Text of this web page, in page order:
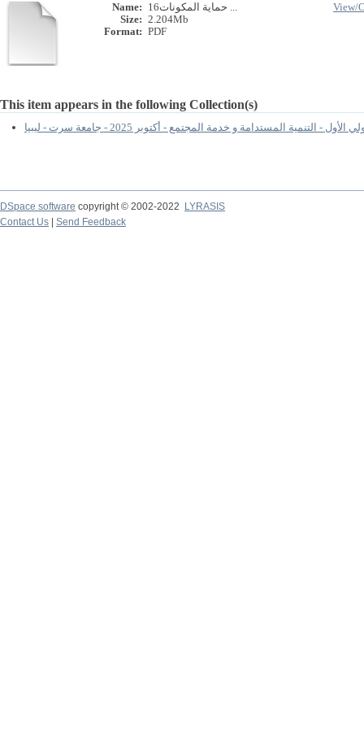
Name:
16حماية المكونات ...
Size: 2.204Mb
Format: PDF
View/
This item appears in the following Collection(s)
- التنمية المستدامة و خدمة المجتمع - أكتوبر 2025 - جامعة سرت - ليبيا
DSpace software copyright © 2002-2022
LYRASIS
Contact Us
Send Feedback